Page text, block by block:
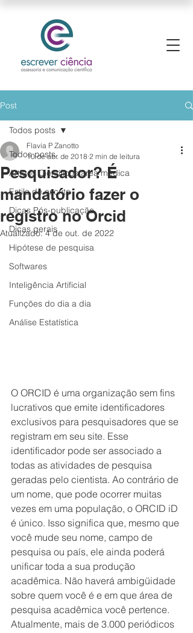
Post
Todos posts
Artigos Científicos área médica
Estilo de escrita
Dicas Pós-publicação
Dicas gerais
Hipótese de pesquisa
Softwares
Inteligência Artificial
Funções do dia a dia
Análise Estatística
Todos posts
Pesquisador? É
mandatório fazer o
registro no Orcid
Flavia P Zanotto
10 de abr. de 2018 2 min de leitura
Atualizado:4 de out. de 2022
O ORCID é uma organização sem fins
lucrativos que emite identificadores
exclusivos para pesquisadores que se
registram em seu site. Esse
identificador pode ser associado a
todas as atividades de pesquisa
geradas pelo cientista. Ao contrário de
um nome, que pode ocorrer muitas
vezes em uma população, o ORCID iD
é único. Isso significa que, mesmo que
você mude seu nome, campo de
pesquisa ou país, ele ainda poderá
unificar toda a sua produção
acadêmica. Não haverá ambigüidade
sobre quem você é e em que área de
pesquisa acadêmica você pertence.
Atualmente, mais de 3.000 periódicos